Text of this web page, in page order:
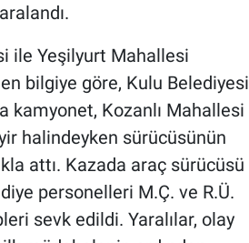
ile Yeşilyurt Mahallesi
bilgiye göre, Kulu Belediyesi
kamyonet, Kozanlı Mahallesi
halindeyken sürücüsünün
attı. Kazada araç sürücüsü
personelleri M.Ç. ve R.Ü.
sevk edildi. Yaralılar, olay